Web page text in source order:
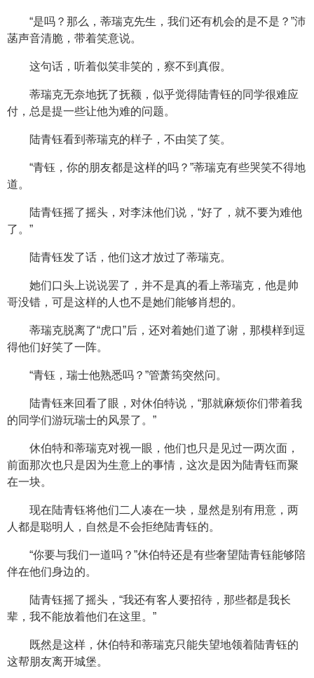
“是吗？那么，蒂瑞克先生，我们还有机会的是不是？”沛
菡声音清脆，带着笑意说。
这句话，听着似笑非笑的，察不到真假。
蒂瑞克无奈地抚了抚额，似乎觉得陆青钰的同学很难应
付，总是提一些让他为难的问题。
陆青钰看到蒂瑞克的样子，不由笑了笑。
“青钰，你的朋友都是这样的吗？”蒂瑞克有些哭笑不得地
道。
陆青钰摇了摇头，对李沫他们说，“好了，就不要为难他
了。”
陆青钰发了话，他们这才放过了蒂瑞克。
她们口头上说说罢了，并不是真的看上蒂瑞克，他是帅
哥没错，可是这样的人也不是她们能够肖想的。
蒂瑞克脱离了“虎口”后，还对着她们道了谢，那模样到逗
得他们好笑了一阵。
“青钰，瑞士他熟悉吗？”管萧筠突然问。
陆青钰来回看了眼，对休伯特说，“那就麻烦你们带着我
的同学们游玩瑞士的风景了。”
休伯特和蒂瑞克对视一眼，他们也只是见过一两次面，
前面那次也只是因为生意上的事情，这次是因为陆青钰而聚
在一块。
现在陆青钰将他们二人凑在一块，显然是别有用意，两
人都是聪明人，自然是不会拒绝陆青钰的。
“你要与我们一道吗？”休伯特还是有些奢望陆青钰能够陪
伴在他们身边的。
陆青钰摇了摇头，“我还有客人要招待，那些都是我长
辈，我不能放着他们在这里。”
既然是这样，休伯特和蒂瑞克只能失望地领着陆青钰的
这帮朋友离开城堡。